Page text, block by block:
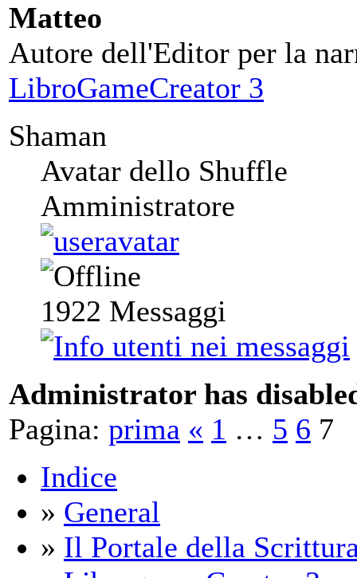
Matteo
Autore dell'Editor per la
LibroGameCreator 3
Shaman
Avatar dello Shuffle
Amministratore
1922 Messaggi
Administrator has
Pagina: prima « 1 … 5 6 7
Indice
» General
» Il Portale della